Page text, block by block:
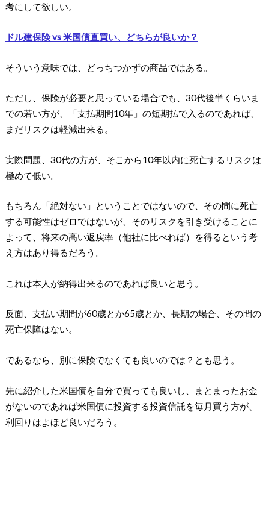
考にして欲しい。
ドル建保険 vs 米国債直買い、どちらが良いか？
そういう意味では、どっちつかずの商品ではある。
ただし、保険が必要と思っている場合でも、30代後半くらいま
での若い方が、「支払期間10年」の短期払で入るのであれば、
まだリスクは軽減出来る。
実際問題、30代の方が、そこから10年以内に死亡するリスクは
極めて低い。
もちろん「絶対ない」ということではないので、その間に死亡
する可能性はゼロではないが、そのリスクを引き受けることに
よって、将来の高い返戻率（他社に比べれば）を得るという考
え方はあり得るだろう。
これは本人が納得出来るのであれば良いと思う。
反面、支払い期間が60歳とか65歳とか、長期の場合、その間の
死亡保障はない。
であるなら、別に保険でなくても良いのでは？とも思う。
先に紹介した米国債を自分で買っても良いし、まとまったお金
がないのであれば米国債に投資する投資信託を毎月買う方が、
利回りはよほど良いだろう。